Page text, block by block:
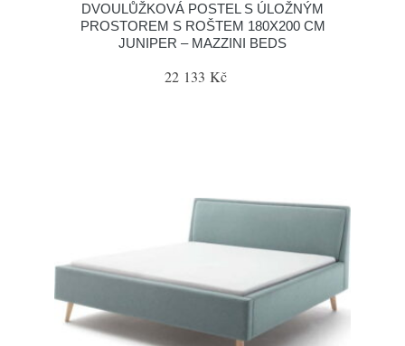
DVOULŮŽKOVÁ POSTEL S ÚLOŽNÝM
PROSTOREM S ROŠTEM 180X200 CM
JUNIPER – MAZZINI BEDS
22 133 Kč